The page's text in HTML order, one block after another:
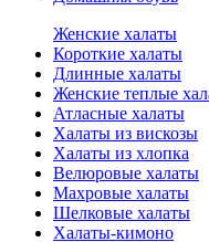
Женские халаты
Короткие халаты
Длинные халаты
Женские теплые
Атласные халаты
Халаты из вискозы
Халаты из хлопка
Велюровые халаты
Махровые халаты
Шелковые халаты
Халаты-кимоно